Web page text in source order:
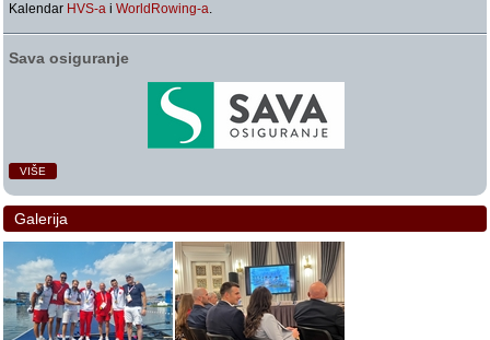
Kalendar HVS-a iWorldRowing-a.
Sava osiguranje
VIŠE
Galerija